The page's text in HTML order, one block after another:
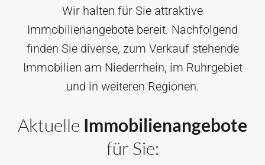
Wir halten für Sie attraktive
Immobilienangebote bereit. Nachfolgend
finden Sie diverse, zum Verkauf stehende
Immobilien am Niederrhein, im Ruhrgebiet
und in weiteren Regionen.
Aktuelle Immobilienangebote
für Sie: